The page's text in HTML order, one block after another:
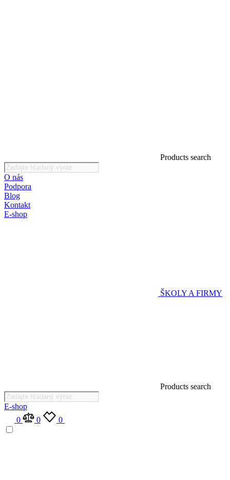
Products search
O nás
Podpora
Blog
Kontakt
E-shop
ŠKOLY A FIRMY
Products search
E-shop
0
0 0